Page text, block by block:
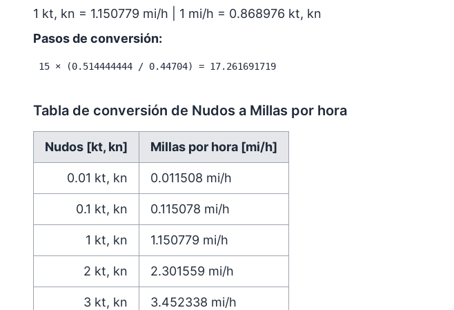
1 kt, kn = 1.150779 mi/h | 1 mi/h = 0.868976 kt, kn
Pasos de conversión:
15 × (0.514444444 / 0.44704) = 17.261691719
Tabla de conversión de Nudos a Millas por hora
Nudos [kt, kn] Millas por hora [mi/h]
0.01 kt, kn 0.011508 mi/h
0.1 kt, kn 0.115078 mi/h
1 kt, kn 1.150779 mi/h
2 kt, kn 2.301559 mi/h
3 kt, kn 3.452338 mi/h